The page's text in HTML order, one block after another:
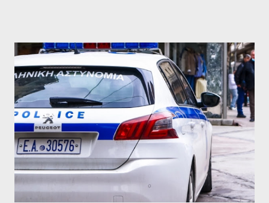
πραγματικά απαράδεκτο να απασχολείται το εκπαιδευτικό
προσωπικό του σχολείου με το ζήτημα αυτό, να καταναλώνονται
οι ελάχιστοι πόροι του σχολείου ενώ θα μπορούσαν να
διατεθούν σε ωφέλιμες ενέργειες για τα παιδιά μας. Το μόνο που
πετυχαίνουν ειναι να αμαυρώνουν την εικόνα του σχολείου,
δημιουργώντας σύγχυση και το χειρότερο αμηχανία τόσο στους
εφήβους μας, όσο και στη τοπική κοινωνία. Η πολιτική γίνεται σε
κατάλλη...